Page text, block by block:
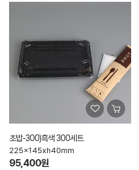
초밥-300)흑색 300세트
225x145xh40mm
95,400원